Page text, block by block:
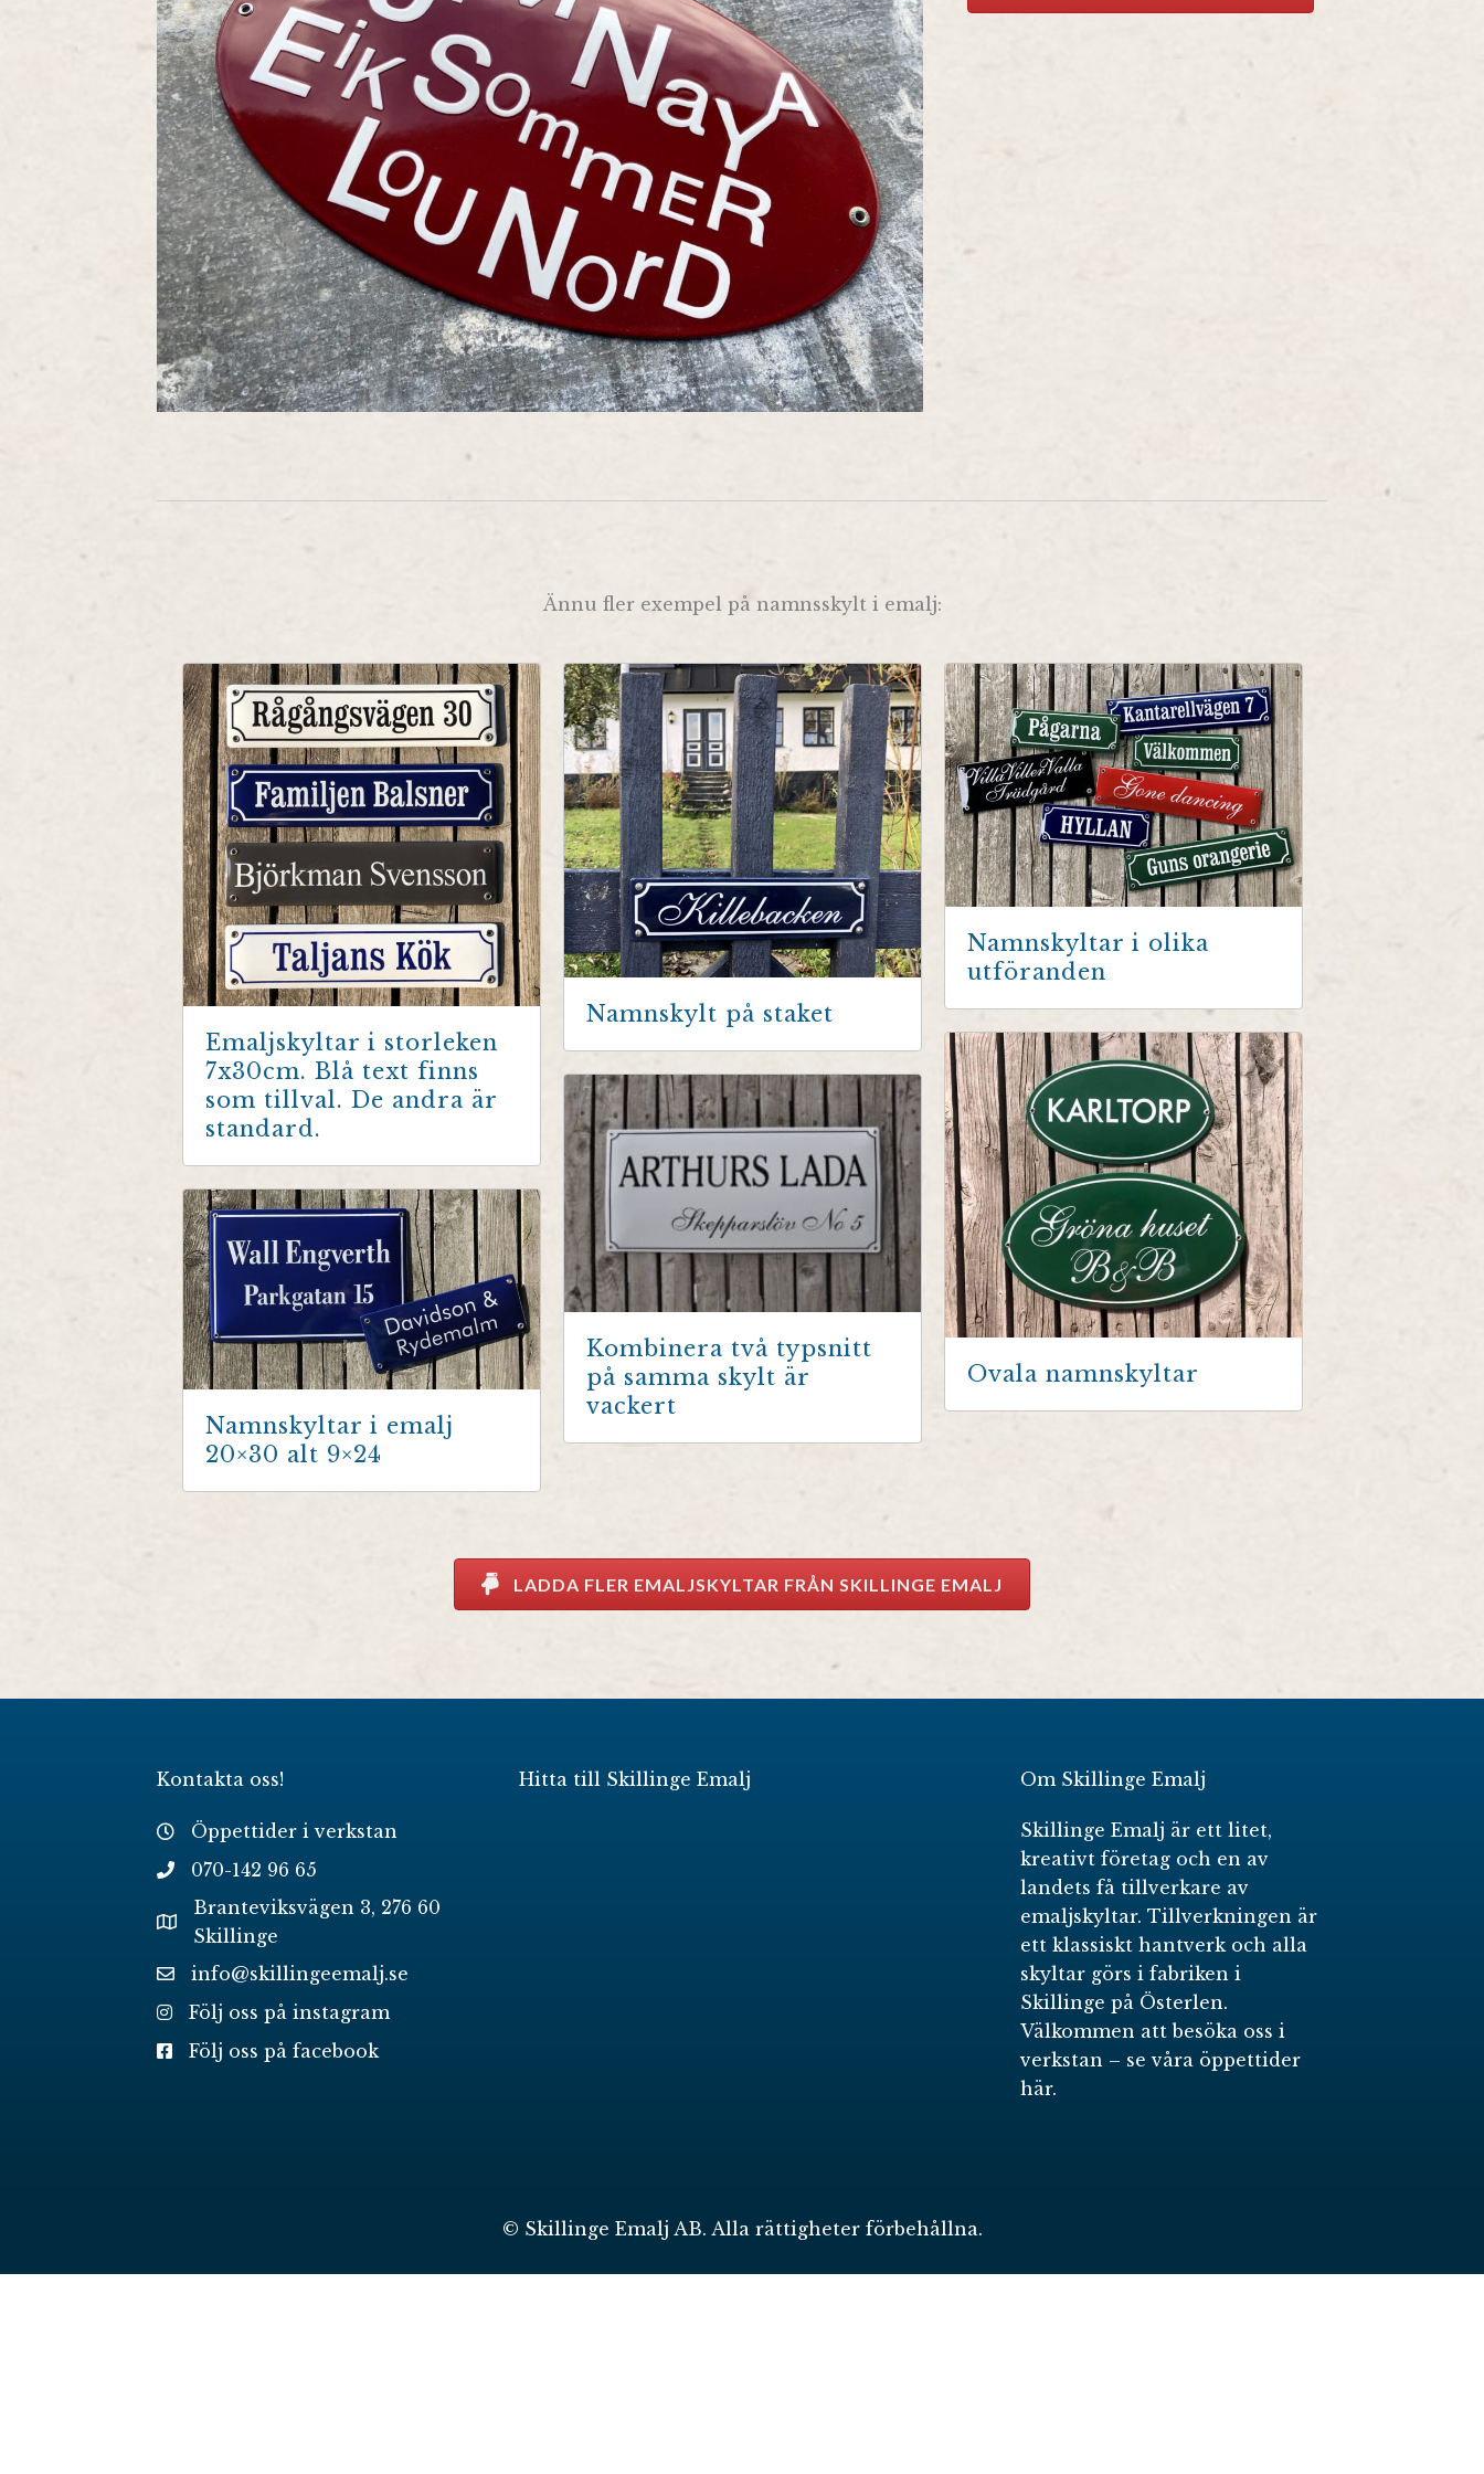
Ännu fler exempel på namnsskylt i emalj:
Emaljskyltar i storleken
7x30cm. Blå text finns
som tillval. De andra är
standard.
Namnskylt på staket
Namnskyltar i olika
utföranden
Ovala namnskyltar
Kombinera två typsnitt
på samma skylt är
vackert
Namnskyltar i emalj
20×30 alt 9×24
LADDA FLER EMALJSKYLTAR FRÅN SKILLINGE EMALJ
Kontakta oss!
Öppettider i verkstan
070-142 96 65
Branteviksvägen 3, 276 60
Skillinge
info@skillingeemalj.se
Följ oss på instagram
Följ oss på facebook
Hitta till Skillinge Emalj Om Skillinge Emalj
Skillinge Emalj är ett litet,
kreativt företag och en av
landets få tillverkare av
emaljskyltar. Tillverkningen är
ett klassiskt hantverk och alla
skyltar görs i fabriken i
Skillinge på Österlen.
Välkommen att besöka oss i
verkstan – se våra öppettider
här.
© Skillinge Emalj AB. Alla rättigheter förbehållna.